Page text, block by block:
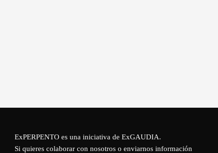
ExPERPENTO es una iniciativa de ExGAUDIA.
Si quieres colaborar con nosotros o enviarnos información